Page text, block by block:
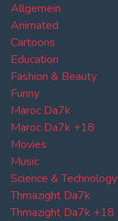
Allgemein
Animated
Cartoons
Education
Fashion & Beauty
Funny
Maroc Da7k
Maroc Da7k +18
Movies
Music
Science & Technology
Thmazight Da7k
Thmazight Da7k +18